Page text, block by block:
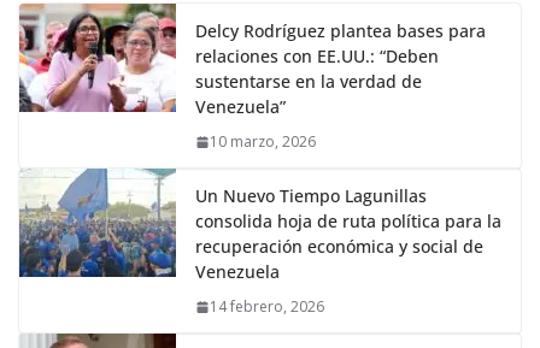
Delcy Rodríguez plantea bases para
relaciones con EE.UU.: “Deben
sustentarse en la verdad de
Venezuela”
10 marzo, 2026
Un Nuevo Tiempo Lagunillas
consolida hoja de ruta política para la
recuperación económica y social de
Venezuela
14 febrero, 2026